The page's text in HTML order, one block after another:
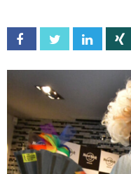
Facebook Twitter Linkedin